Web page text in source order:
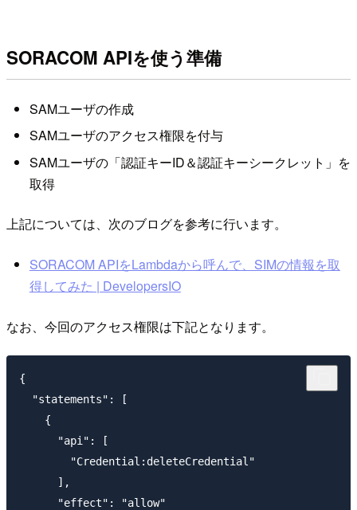
SORACOM APIを使う準備
SAMユーザの作成
SAMユーザのアクセス権限を付与
SAMユーザの「認証キーID＆認証キーシークレット」を
取得
上記については、次のブログを参考に行います。
SORACOM APIをLambdaから呼んで、SIMの情報を取
得してみた | DevelopersIO
なお、今回のアクセス権限は下記となります。
{
  "statements": [
    {
      "api": [
        "Credential:deleteCredential"
      ],
      "effect": "allow"